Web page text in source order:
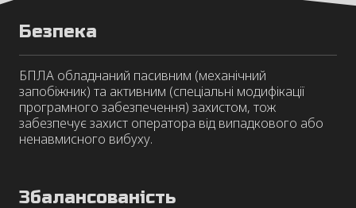
Безпека
БПЛА обладнаний пасивним (механічний
запобіжник) та активним (спеціальні модифікації
програмного забезпечення) захистом, тож
забезпечує захист оператора від випадкового або
ненавмисного вибуху.
Збалансованість